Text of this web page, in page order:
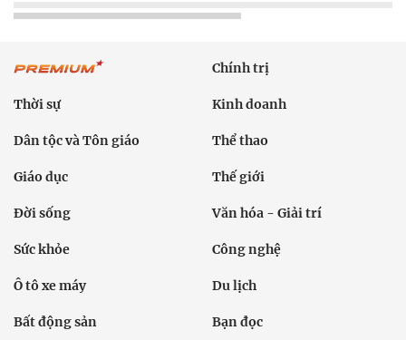
Chính trị
Thời sự Kinh doanh
Dân tộc và Tôn giáo Thể thao
Giáo dục Thế giới
Đời sống Văn hóa - Giải trí
Sức khỏe Công nghệ
Ô tô xe máy Du lịch
Bất động sản Bạn đọc